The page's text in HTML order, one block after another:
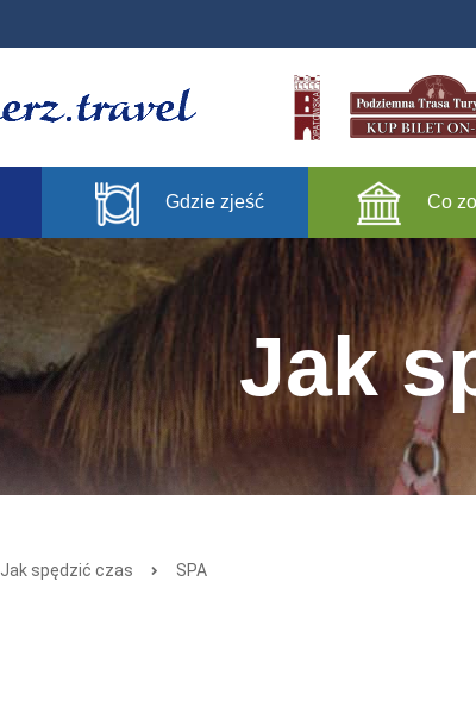
Gdzie zjeść Co
Jak
Jak spędzić czas SPA